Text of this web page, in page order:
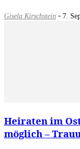
Gisela Kirschstein - 7.
Heiraten im
möglich –